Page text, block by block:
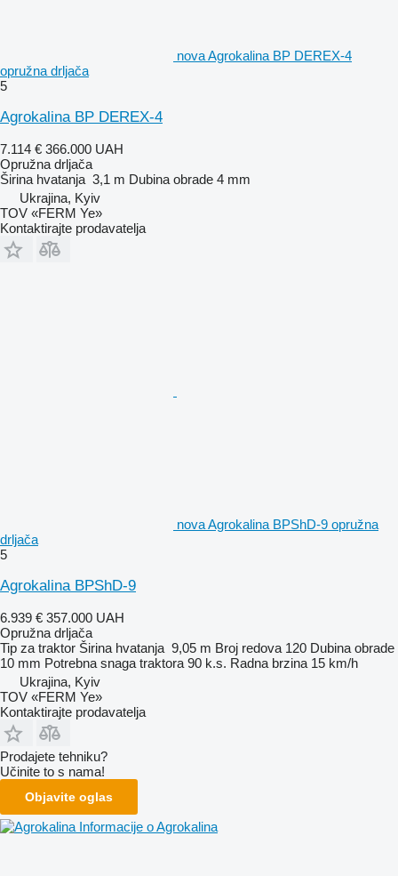
nova Agrokalina BP DEREX-4
opružna drljača
5
Agrokalina BP DEREX-4
7.114 € 366.000 UAH
Opružna drljača
Širina hvatanja 3,1 m Dubina obrade 4 mm
Ukrajina, Kyiv
TOV «FERM Ye»
Kontaktirajte prodavatelja
nova Agrokalina BPShD-9 opružna
drljača
5
Agrokalina BPShD-9
6.939 € 357.000 UAH
Opružna drljača
Tip za traktor Širina hvatanja 9,05 m Broj redova 120 Dubina obrade
10 mm Potrebna snaga traktora 90 k.s. Radna brzina 15 km/h
Ukrajina, Kyiv
TOV «FERM Ye»
Kontaktirajte prodavatelja
Prodajete tehniku?
Učinite to s nama!
Objavite oglas
Informacije o Agrokalina